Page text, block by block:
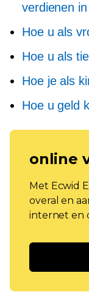
verdienen
Hoe u als
Hoe u als
Hoe je als
Hoe u geld
online
Met Ecwid
overal en
internet en